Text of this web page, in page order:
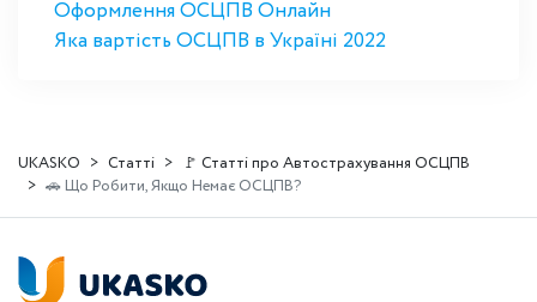
Оформлення ОСЦПВ Онлайн
Яка вартість ОСЦПВ в Україні 2022
UKASKO Статті
🚩 Статті про Автострахування ОСЦПВ
🚗 Що Робити, Якщо Немає ОСЦПВ?